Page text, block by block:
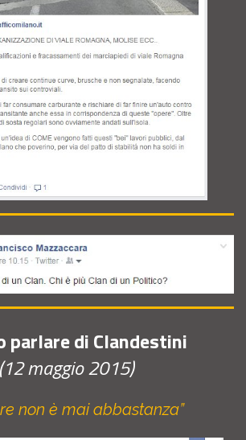
parlare di Clandestini
(12 maggio 2015)
non è mai abbastanza”